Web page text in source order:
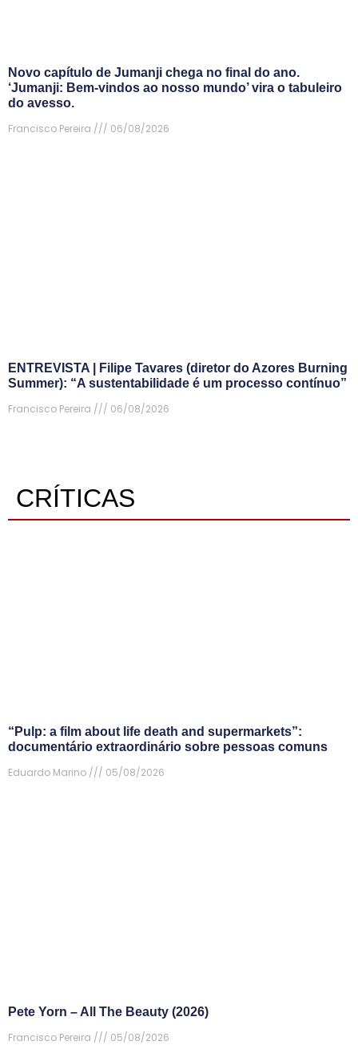
Novo capítulo de Jumanji chega no final do ano.
‘Jumanji: Bem-vindos ao nosso mundo’ vira o tabuleiro
do avesso.
Francisco Pereira
06/08/2026
ENTREVISTA | Filipe Tavares (diretor do Azores Burning
Summer): “A sustentabilidade é um processo contínuo”
Francisco Pereira
06/08/2026
CRÍTICAS
“Pulp: a film about life death and supermarkets”:
documentário extraordinário sobre pessoas comuns
Eduardo Marino
05/08/2026
Pete Yorn – All The Beauty (2026)
Francisco Pereira
05/08/2026